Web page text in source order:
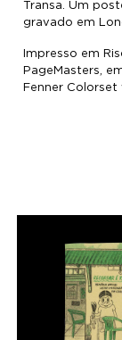
Transa. Um
gravado em
Impresso em
PageMasters,
Fenner Colorset